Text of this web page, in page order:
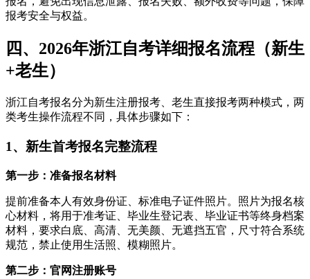
报考安全与权益。
四、2026年浙江自考详细报名流程（新生
+老生）
浙江自考报名分为新生注册报考、老生直接报考两种模式，两
类考生操作流程不同，具体步骤如下：
1、新生首考报名完整流程
第一步：准备报名材料
提前准备本人有效身份证、标准电子证件照片。照片为报名核
心材料，将用于准考证、毕业生登记表、毕业证书等终身档案
材料，要求白底、高清、无美颜、无遮挡五官，尺寸符合系统
规范，禁止使用生活照、模糊照片。
第二步：官网注册账号